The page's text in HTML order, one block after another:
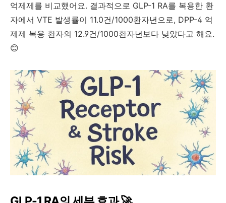
억제제를 비교했어요. 결과적으로 GLP-1 RA를 복용한 환
자에서 VTE 발생률이 11.0건/1000환자년으로, DPP-4 억
제제 복용 환자의 12.9건/1000환자년보다 낮았다고 해요.
😊